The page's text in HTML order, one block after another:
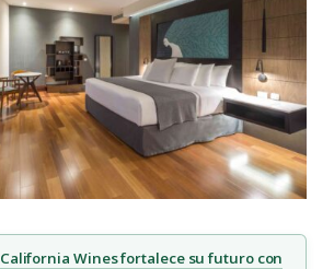
California Wines fortalece su futuro con